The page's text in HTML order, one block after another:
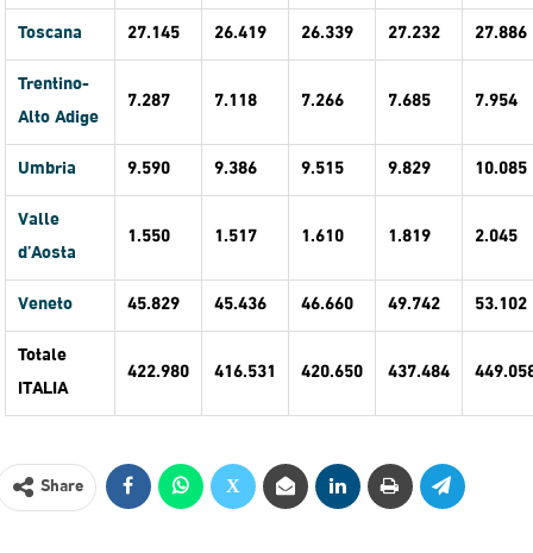
Toscana
27.145 26.419 26.339 27.232
27.886
Trentino-
Alto Adige
7.287 7.118 7.266 7.685 7.954
Umbria 9.590 9.386 9.515 9.829
10.085
Valle
d’Aosta
1.550 1.517 1.610 1.819 2.045
Veneto 45.829 45.436 46.660 49.742
53.102
Totale
ITALIA
422.980 416.531 420.650 437.484
Share